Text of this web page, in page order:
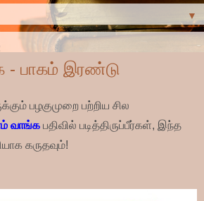
▼
- பாகம் இரண்டு
பழகுமுறை பற்றிய சில
வாங்க பதிவில் படித்திருப்பீர்கள், இந்த
கருதவும்!